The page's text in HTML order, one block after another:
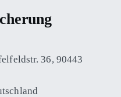
36, 90443